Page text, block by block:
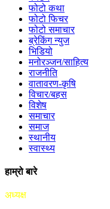
फोटो कथा
फोटो फिचर
फोटो समाचार
ब्रेकिंग न्युज
भिडियो
मनोरञ्जन/साहित्य
राजनीति
वातावरण-कृषि
विचार/बहस
विशेष
समाचार
समाज
स्थानीय
स्वास्थ्य
हाम्रो बारे
अध्यक्ष